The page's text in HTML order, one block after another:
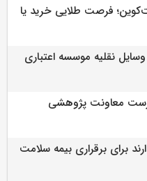
بیت‌کوین؛ فرصت طلایی خرید یا
2 مزایده وسایل نقلیه موسسه اعتباری
معاونت پژوهشی
برای برقراری بیمه سلامت